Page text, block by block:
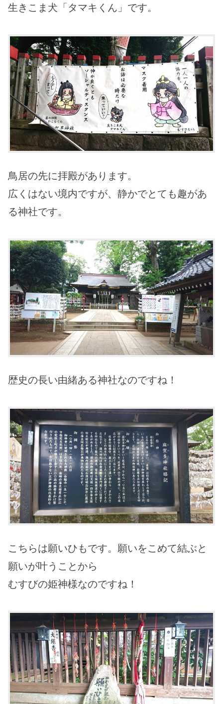
生きこま犬「タマキくん」です。
鳥居の先に拝殿があります。
広くはない境内ですが、静かでとても趣があ
る神社です。
歴史の長い由緒ある神社なのですね！
こちらは願いひもです。願いをこめて結ぶと
願いが叶うことから
むすびの姫神様なのですね！